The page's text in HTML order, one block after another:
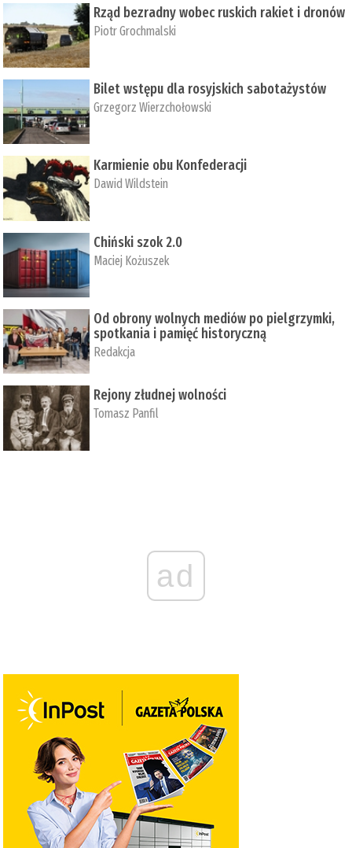
Rząd bezradny wobec ruskich rakiet i dronów
Piotr Grochmalski
Bilet wstępu dla rosyjskich sabotażystów
Grzegorz Wierzchołowski
Karmienie obu Konfederacji
Dawid Wildstein
Chiński szok 2.0
Maciej Kożuszek
Od obrony wolnych mediów po pielgrzymki,
spotkania i pamięć historyczną
Redakcja
Rejony złudnej wolności
Tomasz Panfil
ad